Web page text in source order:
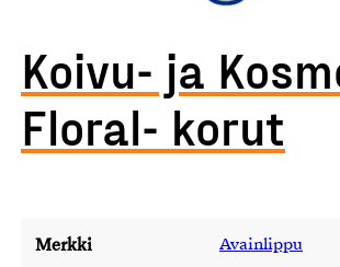
Koivu- ja
Floral- korut
Merkki Avainlippu